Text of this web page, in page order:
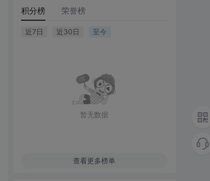
积分榜 荣誉榜
近7日 近30日 至今
暂无数据
查看更多榜单